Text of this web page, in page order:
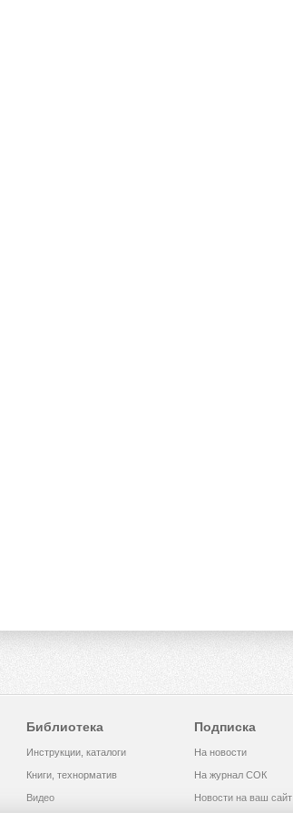
Библиотека
Инструкции, каталоги
Книги, технорматив
Видео
Подписка
На новости
На журнал СОК
Новости на ваш сайт